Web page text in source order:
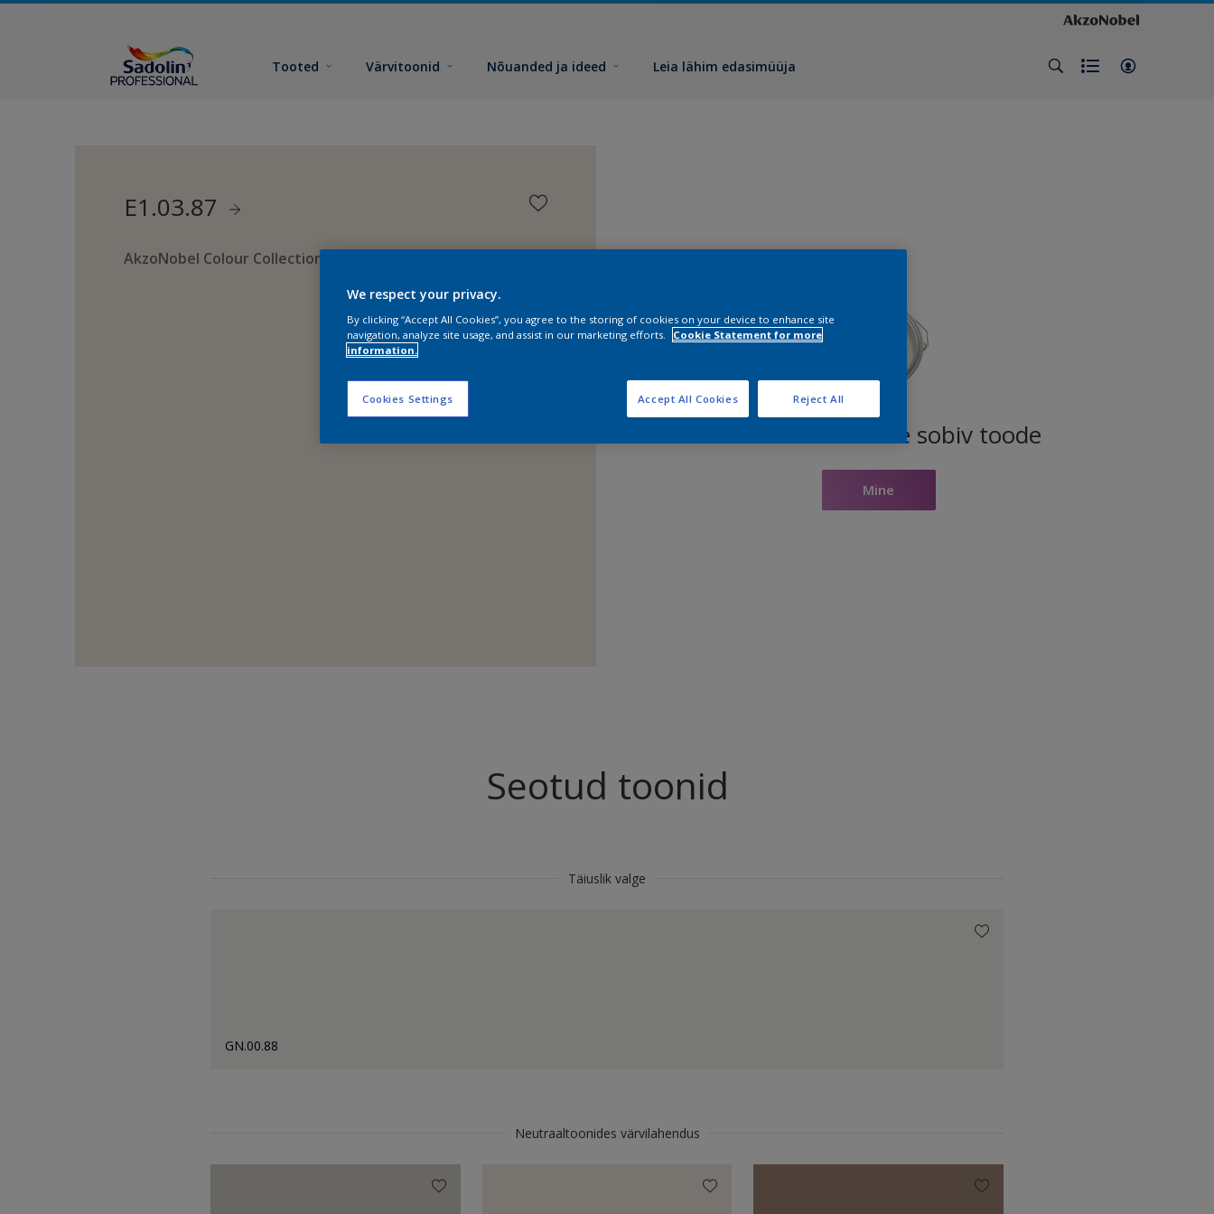
Tooted Värvitoonid Nõuanded ja ideed Leia lähim edasimüüja
E1.03.87
AkzoNobel Colour Collection
Leia sellele toonile sobiv toode
Mine
Seotud toonid
Täiuslik valge
GN.00.88
Neutraaltoonides värvilahendus
We respect your privacy.
By clicking “Accept All Cookies”, you agree to the storing of cookies on your device to enhance site
navigation, analyze site usage, and assist in our marketing efforts.
Cookie Statement for more
information.
Cookies Settings Reject All
Accept All Cookies